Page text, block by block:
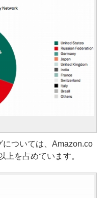
ついては、Amazon.co
上を占めています。